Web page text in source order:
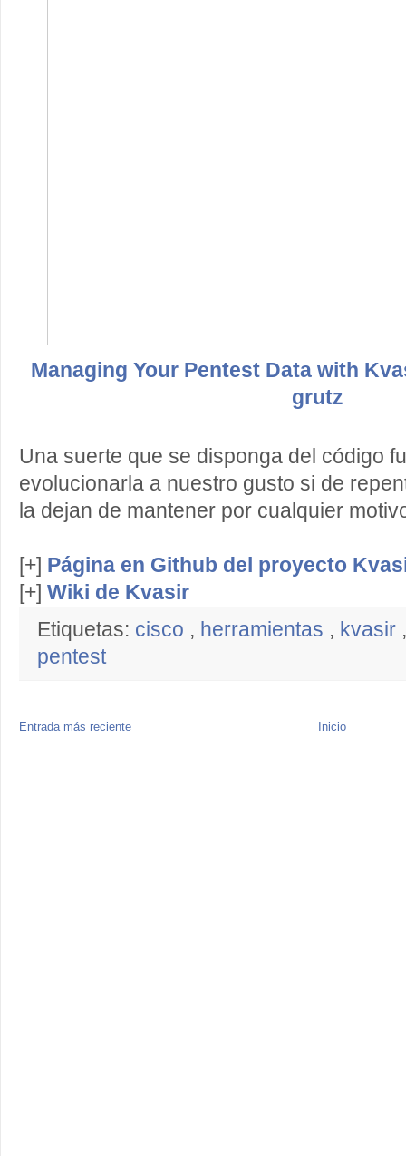
Managing Your Pentest Data with
grutz
Una suerte que se disponga del código
evolucionarla a nuestro gusto si de
la dejan de mantener por cualquier
[+] Página en Github del proyecto
[+] Wiki de Kvasir
Etiquetas: cisco , herramientas , kvasir
pentest
Entrada más reciente Inicio